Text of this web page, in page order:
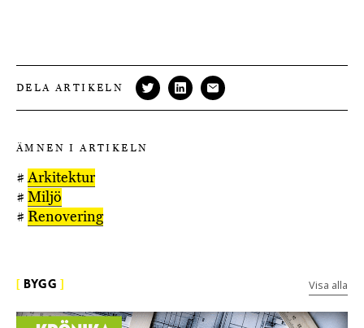
DELA ARTIKELN
ÄMNEN I ARTIKELN
#Arkitektur
# Miljö
# Renovering
BYGG Visa alla